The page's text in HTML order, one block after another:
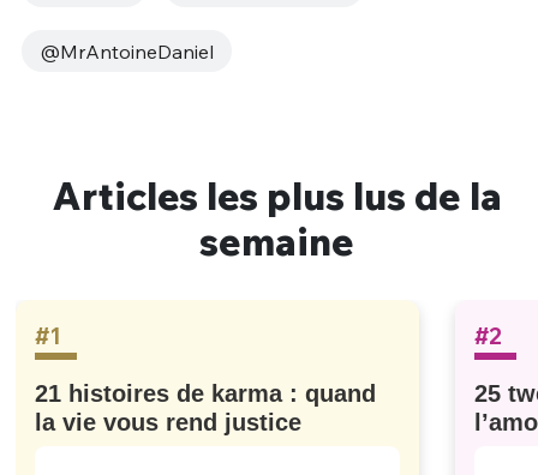
@MrAntoineDaniel
Articles les plus lus de la
semaine
#1
21 histoires de karma : quand
la vie vous rend justice
#2
25